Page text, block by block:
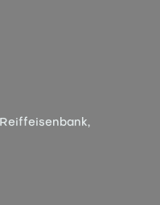
Reiffeisenbank,